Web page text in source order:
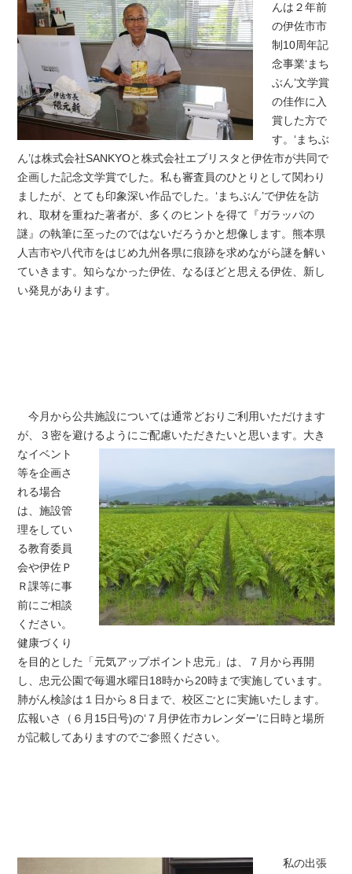
んは２年前
の伊佐市市
制10周年記
念事業‘まち
ぶん’文学賞
の佳作に入
賞した方で
す。‘まちぶ
ん’は株式会社SANKYOと株式会社エブリスタと伊佐市が共同で
企画した記念文学賞でした。私も審査員のひとりとして関わり
ましたが、とても印象深い作品でした。‘まちぶん’で伊佐を訪
れ、取材を重ねた著者が、多くのヒントを得て『ガラッパの
謎』の執筆に至ったのではないだろうかと想像します。熊本県
人吉市や八代市をはじめ九州各県に痕跡を求めながら謎を解い
ていきます。知らなかった伊佐、なるほどと思える伊佐、新し
い発見があります。
今月から公共施設については通常どおりご利用いただけます
が、３密を避けるようにご配慮いただきたいと思います。大き
なイベント
等を企画さ
れる場合
は、施設管
理をしてい
る教育委員
会や伊佐Ｐ
Ｒ課等に事
前にご相談
ください。
健康づくり
を目的とした「元気アップポイント忠元」は、７月から再開
し、忠元公園で毎週水曜日18時から20時まで実施しています。
肺がん検診は１日から８日まで、校区ごとに実施いたします。
広報いさ（６月15日号)の‘７月伊佐市カレンダー’に日時と場所
が記載してありますのでご参照ください。
私の出張